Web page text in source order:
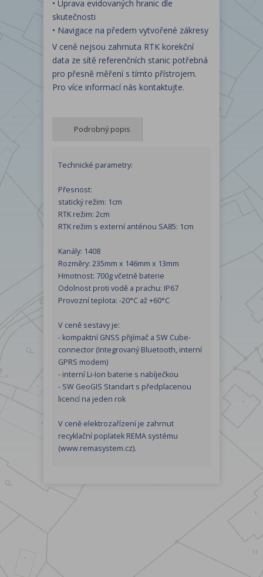
• Úprava evidovaných hranic dle
skutečnosti
• Navigace na předem vytvořené zákresy
V ceně nejsou zahrnuta RTK korekční
data ze sítě referenčních stanic potřebná
pro přesně měření s tímto přístrojem.
Pro více informací nás kontaktujte.
Podrobný popis
Technické parametry:
Přesnost:
statický režim: 1cm
RTK režim: 2cm
RTK režim s externí anténou SA85: 1cm
Kanály: 1408
Rozměry: 235mm x 146mm x 13mm
Hmotnost: 700g včetně baterie
Odolnost proti vodě a prachu: IP67
Provozní teplota: -20°C až +60°C
V ceně sestavy je:
- kompaktní GNSS přijímač a SW Cube-
connector (Integrovaný Bluetooth, interní
GPRS modem)
- interní Li-Ion baterie s nabíječkou
- SW GeoGIS Standart s předplacenou
licencí na jeden rok
V ceně elektrozařízení je zahrnut
recyklační poplatek REMA systému
(www.remasystem.cz).